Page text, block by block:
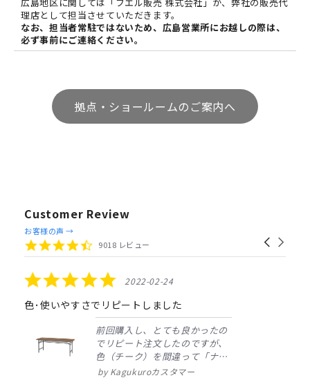
理店として担当させていただきます。
なお、担当者常駐ではないため、広島営業所にお越しの際は、
必ず事前にご連絡ください。
拠点・ショールームのご案内へ
Customer Review
Reviews
carousel
Carousel
arrows
4.4
star
9018 レビュー
お客様の声 →
5.0
star
rating
2022-02-24
色･使いやすさでリピートしました
前回購入し、とても良かったの
でリピート注文したのですが、
色（チーク）を間違って「ナチ
ュラル」としてしまいました。
Kagukuroカスタマー